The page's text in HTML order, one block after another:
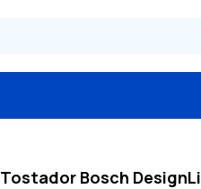
Tostador Bosch